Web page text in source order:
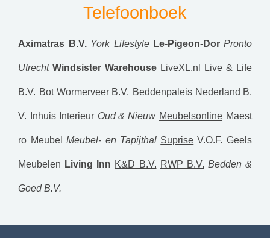
Telefoonboek
Aximatras B.V. York Lifestyle Le-Pigeon-Dor Pronto
Utrecht Windsister Warehouse LiveXL.nl Live & Life
B.V. Bot Wormerveer B.V. Beddenpaleis Nederland B.
V. Inhuis Interieur Oud & Nieuw Meubelsonline Maest
ro Meubel Meubel- en Tapijthal Suprise V.O.F. Geels
Meubelen Living Inn K&D B.V. RWP B.V. Bedden &
Goed B.V.